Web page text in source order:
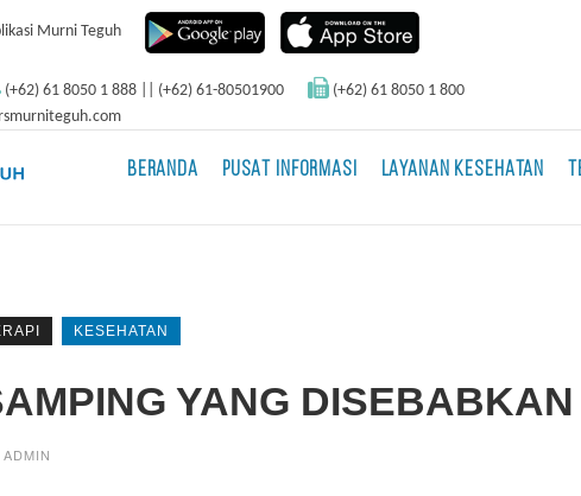
Murni Teguh
(+62) 61 8050 1 888 || (+62) 61-80501900
(+62) 61 8050 1 800
BERANDA PUSAT INFORMASI LAYANAN KESEHATAN
KESEHATAN
YANG
ADMIN